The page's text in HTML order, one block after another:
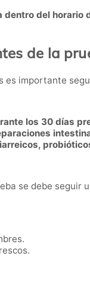
dentro del horario
de la
es importante
los 30 días
se debe seguir